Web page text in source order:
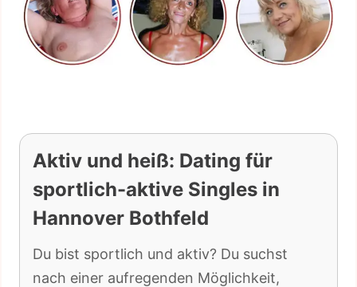
Aktiv und heiß: Dating für
sportlich-aktive Singles in
Hannover Bothfeld
Du bist sportlich und aktiv? Du suchst
nach einer aufregenden Möglichkeit,